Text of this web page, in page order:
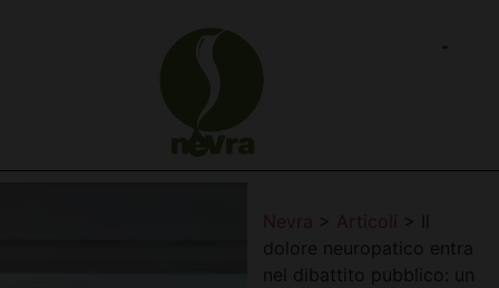
Nevra > Articoli >
dolore neuropatico entra
nel dibattito pubblico: un